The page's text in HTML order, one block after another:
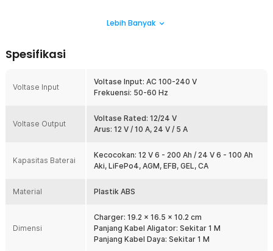
Dibekali dengan fitur intellegent charger, charger aki otomatis
4 Mode Penggunaan
mengisi ulang aki mobil dan motor. Mode AGM cocok untuk baterai
berkapasitas besar dan mode Repair cocok untuk mendeteksi
Pengisian Stabil di Berbagai Kondisi
cegah kerusakan pada aki karena overheat.
Fitur intelligent charger juga membuat charger aki ini dilengkapi
Compact dan Portable
Lebih Banyak
Spesifikasi
Voltase Input
Voltase Input: AC 100-240 V
Frekuensi: 50-60 Hz
Voltase Output
Voltase Rated: 12/24 V
Arus: 12 V / 10 A, 24 V / 5 A
Kapasitas Baterai
Kecocokan: 12 V 6 - 200 Ah / 24 V 6 - 100 Ah
Aki, LiFePo4, AGM, EFB, GEL, CA
Material Plastik ABS
Dimensi
Charger: 19.2 x 16.5 x 10.2 cm
Panjang Kabel Aligator: Sekitar 1 M
Panjang Kabel Daya: Sekitar 1 M